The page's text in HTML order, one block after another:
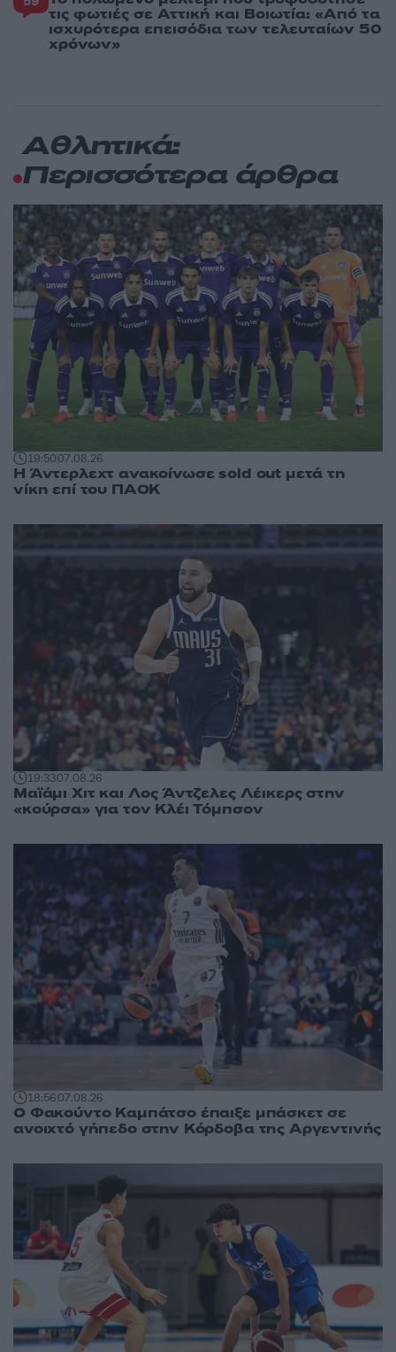
τις φωτιές σε Αττική και Βοιωτία: «Από τα
ισχυρότερα επεισόδια των τελευταίων 50
χρόνων»
Αθλητικά:
Περισσότερα άρθρα
19:5007.08.26
Η Άντερλεχτ ανακοίνωσε sold out μετά τη
νίκη επί του ΠΑΟΚ
19:3307.08.26
Μαϊάμι Χιτ και Λος Άντζελες Λέικερς στην
«κούρσα» για τον Κλέι Τόμπσον
18:5607.08.26
Ο Φακούντο Καμπάτσο έπαιξε μπάσκετ σε
ανοιχτό γήπεδο στην Κόρδοβα της Αργεντινής